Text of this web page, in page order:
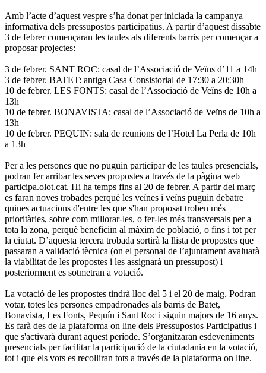
Amb l’acte d’aquest vespre s’ha donat per iniciada la campanya
informativa dels pressupostos participatius. A partir d’aquest dissabte
3 de febrer començaran les taules als diferents barris per començar a
proposar projectes:
3 de febrer. SANT ROC: casal de l’Associació de Veïns d’11 a 14h
3 de febrer. BATET: antiga Casa Consistorial de 17:30 a 20:30h
10 de febrer. LES FONTS: casal de l’Associació de Veïns de 10h a
13h
10 de febrer. BONAVISTA: casal de l’Associació de Veïns de 10h a
13h
10 de febrer. PEQUIN: sala de reunions de l’Hotel La Perla de 10h
a 13h
Per a les persones que no puguin participar de les taules presencials,
podran fer arribar les seves propostes a través de la pàgina web
participa.olot.cat. Hi ha temps fins al 20 de febrer. A partir del març
es faran noves trobades perquè les veïnes i veïns puguin debatre
quines actuacions d'entre les que s'han proposat troben més
prioritàries, sobre com millorar-les, o fer-les més transversals per a
tota la zona, perquè beneficiïn al màxim de població, o fins i tot per
la ciutat. D’aquesta tercera trobada sortirà la llista de propostes que
passaran a validació tècnica (on el personal de l’ajuntament avaluarà
la viabilitat de les propostes i les assignarà un pressupost) i
posteriorment es sotmetran a votació.
La votació de les propostes tindrà lloc del 5 i el 20 de maig. Podran
votar, totes les persones empadronades als barris de Batet,
Bonavista, Les Fonts, Pequín i Sant Roc i siguin majors de 16 anys.
Es farà des de la plataforma on line dels Pressupostos Participatius i
que s'activarà durant aquest període. S’organitzaran esdeveniments
presencials per facilitar la participació de la ciutadania en la votació,
tot i que els vots es recolliran tots a través de la plataforma on line.